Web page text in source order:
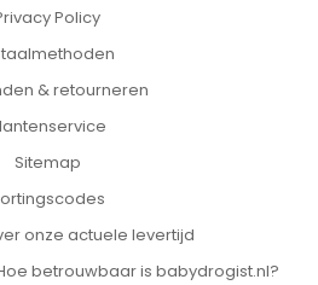
Policy
& retourneren
Sitemap
onze actuele levertijd
betrouwbaar is babydrogist.nl?